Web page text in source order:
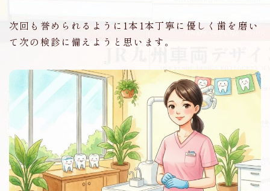
次回も誉められるように1本1本丁寧に優しく歯を磨い
て次の検診に備えようと思います。